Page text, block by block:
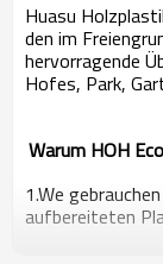
Huasu
den im
hervorragende
Hofes, Park,
Warum HOH
1.We
aufbereiteten
natürlichen